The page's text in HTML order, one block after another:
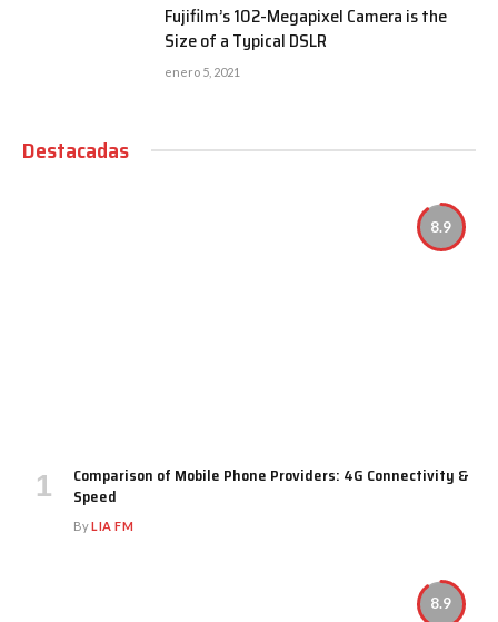
Fujifilm’s 102-Megapixel Camera is the
Size of a Typical DSLR
enero 5, 2021
Destacadas
8.9
Comparison of Mobile Phone Providers: 4G Connectivity &
Speed
ByLIA FM
8.9